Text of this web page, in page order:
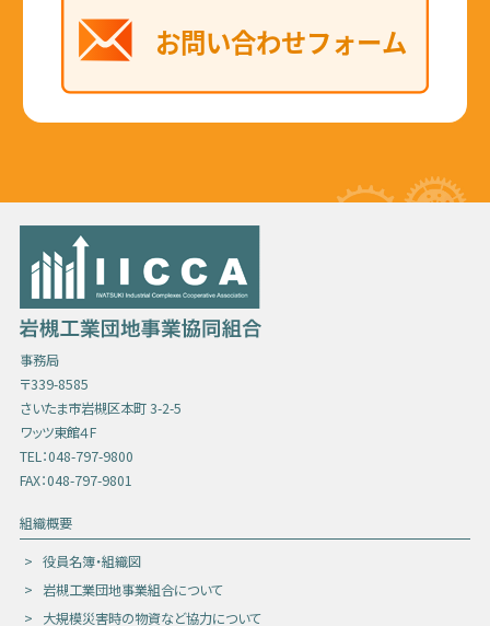
事務局
〒339-8585
さいたま市岩槻区本町 3-2-5
ワッツ東館４F
TEL：048-797-9800
FAX：048-797-9801
組織概要
役員名簿・組織図
岩槻工業団地事業組合について
大規模災害時の物資など協力について